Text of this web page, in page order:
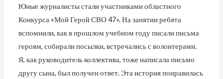
Юные журналисты стали участниками областного
Конкурса «Мой Герой СВО 47». На занятии ребята
вспомнили, как в прошлом учебном году писали письма
героям, собирали посылки, встречались с волонтерами.
Я, как руководитель коллектива, тоже написала письмо
другу сына, был получен ответ. Эта история понравилась